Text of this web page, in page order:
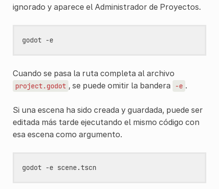
ignorado y aparece el Administrador de Proyectos.
godot -e
Cuando se pasa la ruta completa al archivo
project.godot , se puede omitir la bandera -e .
Si una escena ha sido creada y guardada, puede ser
editada más tarde ejecutando el mismo código con
esa escena como argumento.
godot -e scene.tscn